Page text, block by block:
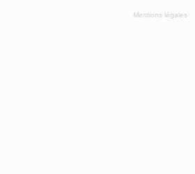
Mentions légales